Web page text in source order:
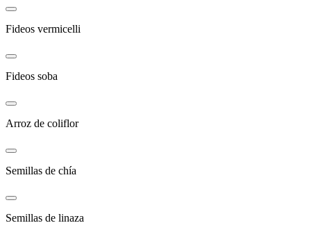
Fideos vermicelli
Fideos soba
Arroz de coliflor
Semillas de chía
Semillas de linaza